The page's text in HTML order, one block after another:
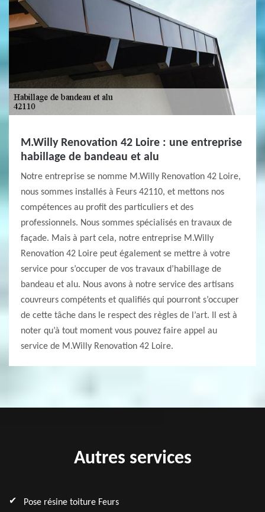
M.Willy Renovation 42 Loire : une entreprise
habillage de bandeau et alu
Notre entreprise se nomme M.Willy Renovation 42 Loire,
nous sommes installés à Feurs 42110, et mettons nos
compétences au profit des particuliers et des
professionnels. Nous sommes spécialisés en travaux de
façade. Mais à part cela, notre entreprise M.Willy
Renovation 42 Loire peut également se mettre à votre
service pour s’occuper de vos travaux d’habillage de
bandeau et alu. Nous avons à notre service des artisans
couvreurs compétents et qualifiés qui pourront s’occuper
de cette tâche dans le respect des règles de l’art. Il est à
noter qu’à tout moment vous pouvez faire appel au
service de M.Willy Renovation 42 Loire.
Autres services
Pose résine toiture Feurs